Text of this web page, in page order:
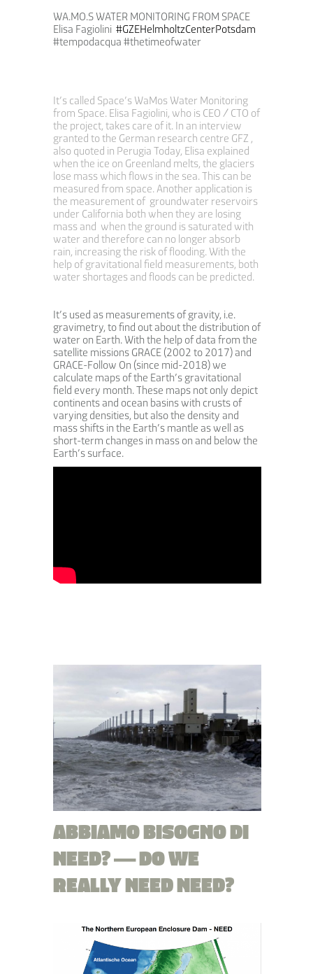
WA.MO.S WATER MONITORING FROM SPACE
Elisa Fagiolini #GZEHelmholtzCenterPotsdam
#tempodacqua #thetimeofwater
It’s called Space’s WaMos Water Monitoring
from Space. Elisa Fagiolini, who is CEO / CTO of
the project, takes care of it. In an interview
granted to the German research centre GFZ ,
also quoted in Perugia Today, Elisa explained
when the ice on Greenland melts, the glaciers
lose mass which flows in the sea. This can be
measured from space. Another application is
the measurement of groundwater reservoirs
under California both when they are losing
mass and when the ground is saturated with
water and therefore can no longer absorb
rain, increasing the risk of flooding. With the
help of gravitational field measurements, both
water shortages and floods can be predicted.
It’s used as measurements of gravity, i.e.
gravimetry, to find out about the distribution of
water on Earth. With the help of data from the
satellite missions GRACE (2002 to 2017) and
GRACE-Follow On (since mid-2018) we
calculate maps of the Earth’s gravitational
field every month. These maps not only depict
continents and ocean basins with crusts of
varying densities, but also the density and
mass shifts in the Earth’s mantle as well as
short-term changes in mass on and below the
Earth’s surface.
ABBIAMO BISOGNO DI
NEED? — DO WE
REALLY NEED NEED?